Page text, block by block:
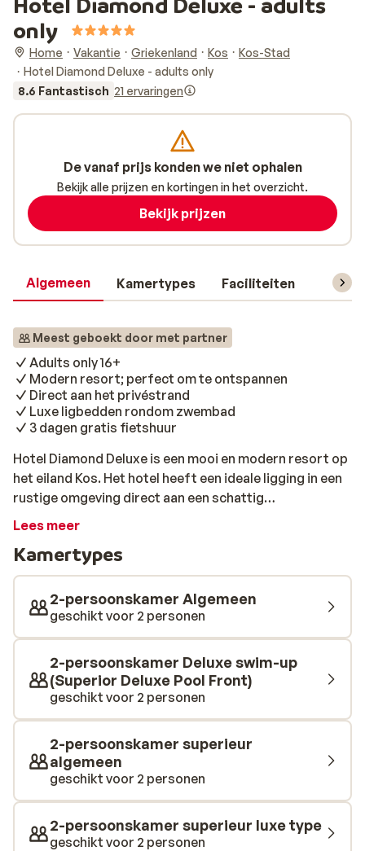
only
Home Vakantie Griekenland Kos
Kos-Stad
Hotel Diamond Deluxe - adults only
8.6 Fantastisch 21 ervaringen
Algemeen Kamertypes Faciliteiten
Meest geboekt door met partner
Adults only 16+
Modern resort; perfect om te ontspannen
Direct aan het privéstrand
Luxe ligbedden rondom zwembad
3 dagen gratis fietshuur
Hotel Diamond Deluxe is een mooi en modern resort op
het eiland Kos. Het hotel heeft een ideale ligging in een
rustige omgeving direct aan een schattig
privéstrandje. Alle riante kamers hebben een mix
details het eiland gevoel uitstralen. Griekse
gastvrijheid is een algemeen begrip, maar hier wordt
het service niveau naar een nóg hoger niveau gebracht.
Het hotelpersoneel staat continu paraat; dat is nog
eens genieten! Zowel de Griekse als de internationale
keuken zijn goed vertegenwoordigd in verschillende
restaurants. De verse gerechtjes laten zich prima
smaken in combinatie met een goed glas wijn, waarbij
de setting gerust romantisch genoemd mag worden.
eens zo ver. Ben je inmiddels zo ontspannen en wil je
toch wat gezellige drukte opzoeken; Het gezellige
centrum met vele restaurantjes en winkeltjes is zeker
de moeite waard om te bezoeken.
Lees meer
Kamertypes
2-persoonskamer Algemeen
geschikt voor 2 personen
2-persoonskamer Deluxe swim-up
(Superior Deluxe Pool Front)
geschikt voor 2 personen
2-persoonskamer superieur
algemeen
geschikt voor 2 personen
2-persoonskamer superieur luxe type
geschikt voor 2 personen
De vanaf prijs konden we niet ophalen
Bekijk alle prijzen en kortingen in het overzicht.
Bekijk prijzen